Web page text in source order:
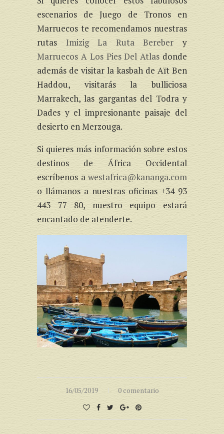
escenarios de Juego de Tronos en
Marruecos te recomendamos nuestras
rutas Imizig La Ruta Berebery
Marruecos A Los Pies Del Atlas donde
además de visitar la kasbah de Aït Ben
Haddou, visitarás la bulliciosa
Marrakech, las gargantas del Todra y
Dades y el impresionante paisaje del
desierto en Merzouga.
Si quieres más información sobre estos
destinos de África Occidental
escríbenos a westafrica@kananga.com
o llámanos a nuestras oficinas +34 93
443 77 80, nuestro equipo estará
encantado de atenderte.
16/05/2019 0 comentario